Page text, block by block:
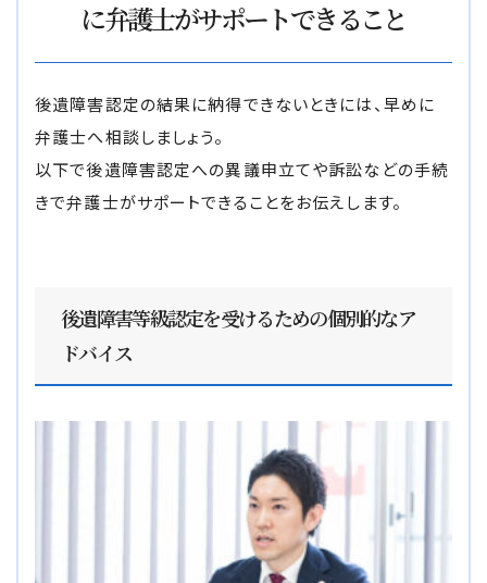
に弁護士がサポートできること
後遺障害認定の結果に納得できないときには、早めに
弁護士へ相談しましょう。
以下で後遺障害認定への異議申立てや訴訟などの手続
きで弁護士がサポートできることをお伝えします。
後遺障害等級認定を受けるための個別的なア
ドバイス